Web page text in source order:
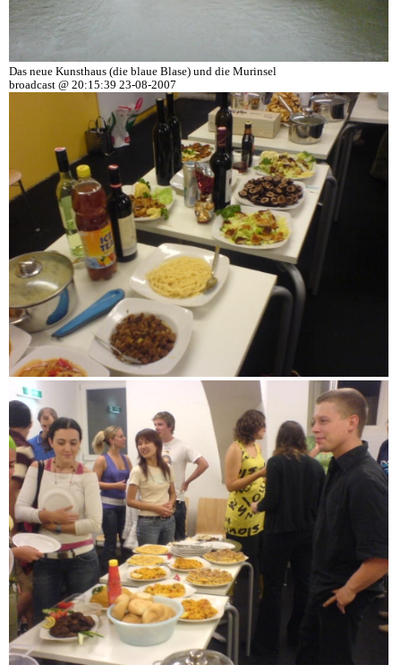
Das neue Kunsthaus (die blaue Blase) und die Murinsel
broadcast @ 20:15:39 23-08-2007